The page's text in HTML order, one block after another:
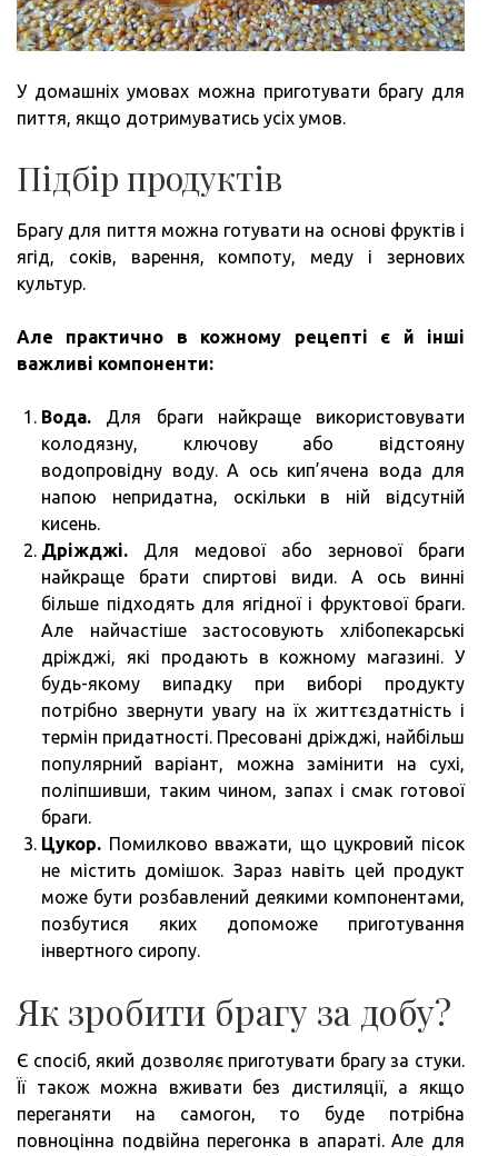
У домашніх умовах можна приготувати брагу для
пиття, якщо дотримуватись усіх умов.
Підбір продуктів
Брагу для пиття можна готувати на основі фруктів і
ягід, соків, варення, компоту, меду і зернових
культур.
Але практично в кожному рецепті є й інші
важливі компоненти:
Вода. Для браги найкраще використовувати
колодязну, ключову або відстояну
водопровідну воду. А ось кип’ячена вода для
напою непридатна, оскільки в ній відсутній
кисень.
Дріжджі. Для медової або зернової браги
найкраще брати спиртові види. А ось винні
більше підходять для ягідної і фруктової браги.
Але найчастіше застосовують хлібопекарські
дріжджі, які продають в кожному магазині. У
будь-якому випадку при виборі продукту
потрібно звернути увагу на їх життєздатність і
термін придатності. Пресовані дріжджі, найбільш
популярний варіант, можна замінити на сухі,
поліпшивши, таким чином, запах і смак готової
браги.
Цукор. Помилково вважати, що цукровий пісок
не містить домішок. Зараз навіть цей продукт
може бути розбавлений деякими компонентами,
позбутися яких допоможе приготування
інвертного сиропу.
Як зробити брагу за добу?
Є спосіб, який дозволяє приготувати брагу за стуки.
Її також можна вживати без дистиляції, а якщо
переганяти на самогон, то буде потрібна
повноцінна подвійна перегонка в апараті. Але для